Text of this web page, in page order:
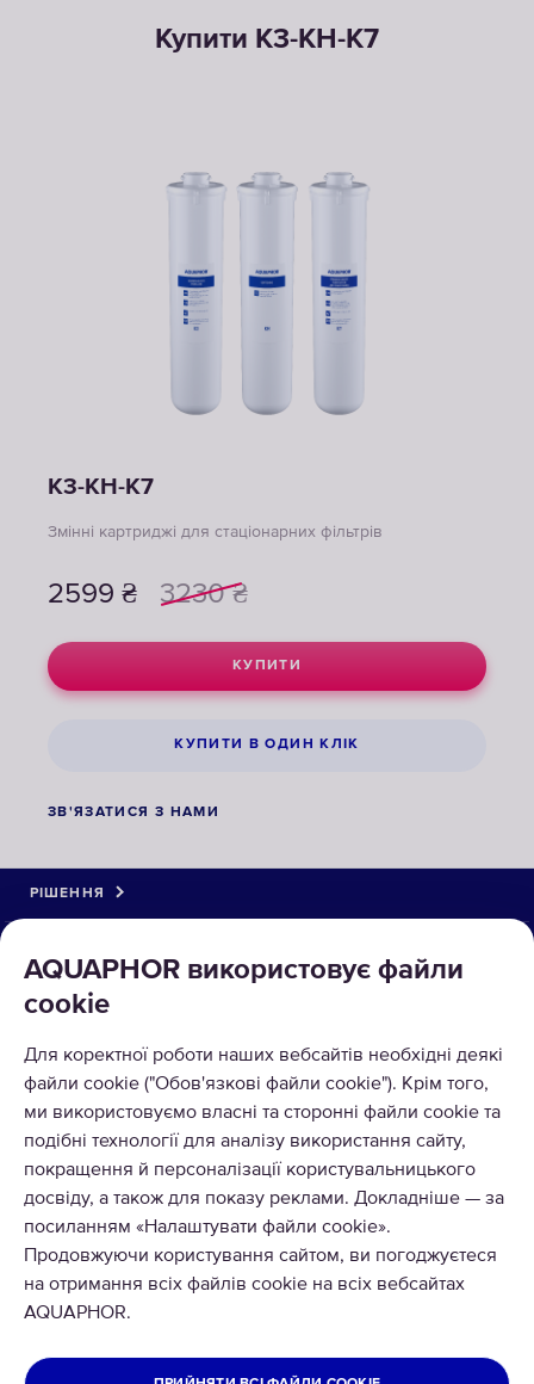
Купити К3-КН-К7
К3-КН-К7
Змінні картриджі для стаціонарних фільтрів
2599 ₴ 3230 ₴
КУПИТИ
КУПИТИ В ОДИН КЛІК
ЗВ'ЯЗАТИСЯ З НАМИ
AQUAPHOR використовує файли
cookie
Для коректної роботи наших вебсайтів необхідні деякі
файли cookie ("Обов'язкові файли cookie"). Крім того,
ми використовуємо власні та сторонні файли cookie та
подібні технології для аналізу використання сайту,
покращення й персоналізації користувальницького
досвіду, а також для показу реклами. Докладніше — за
посиланням «Налаштувати файли cookie».
Продовжуючи користування сайтом, ви погоджуєтеся
на отримання всіх файлів cookie на всіх вебсайтах
AQUAPHOR.
РІШЕННЯ
ПРО КОМПАНІЮ
МОЖНА РОЗРАХОВУВАТИСЯ
ТОВ Аквафор